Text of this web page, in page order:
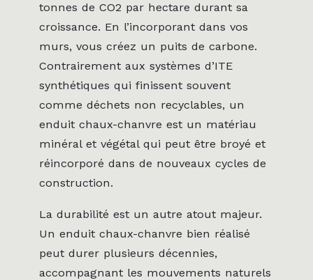
tonnes de CO2 par hectare durant sa
croissance. En l’incorporant dans vos
murs, vous créez un puits de carbone.
Contrairement aux systèmes d’ITE
synthétiques qui finissent souvent
comme déchets non recyclables, un
enduit chaux-chanvre est un matériau
minéral et végétal qui peut être broyé et
réincorporé dans de nouveaux cycles de
construction.
La durabilité est un autre atout majeur.
Un enduit chaux-chanvre bien réalisé
peut durer plusieurs décennies,
accompagnant les mouvements naturels